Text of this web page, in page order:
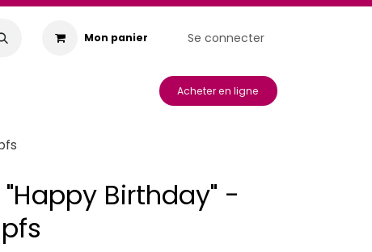
Mon panier Se connecter
Acheter en ligne
Birthday" -